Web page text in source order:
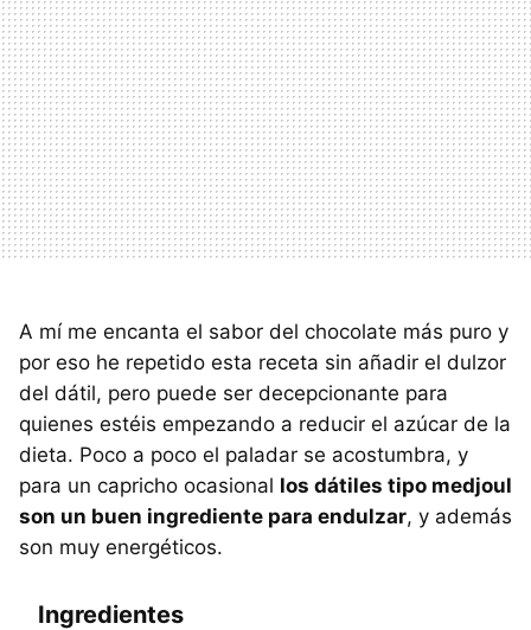
A mí me encanta el sabor del chocolate más puro y
por eso he repetido esta receta sin añadir el dulzor
del dátil, pero puede ser decepcionante para
quienes estéis empezando a reducir el azúcar de la
dieta. Poco a poco el paladar se acostumbra, y
para un capricho ocasional los dátiles tipo medjoul
son un buen ingrediente para endulzar, y además
son muy energéticos.
Ingredientes